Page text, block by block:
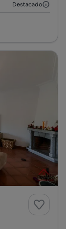
Destacado